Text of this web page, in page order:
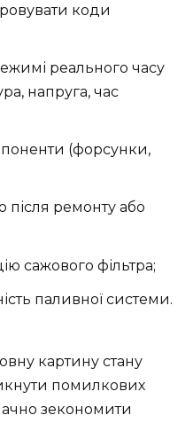
коди
реального часу
напруга, час
(форсунки,
після ремонту або
сажового фільтра;
паливної системи.
картину стану
помилкових
зекономити